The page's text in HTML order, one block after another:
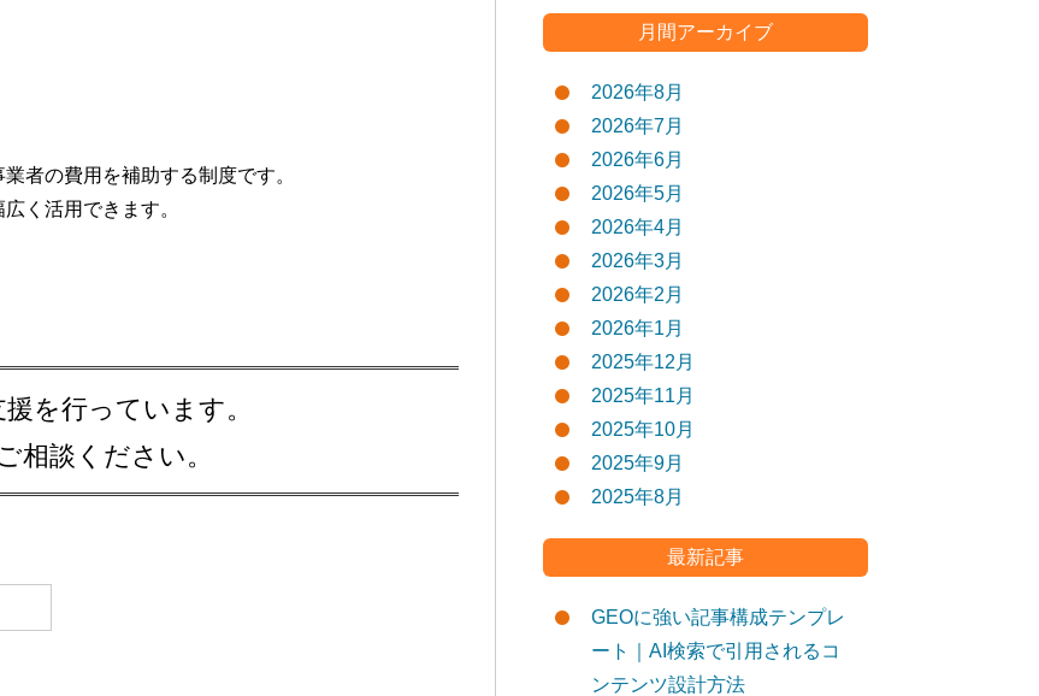
者の費用を補助する制度です。
く活用できます。
を行っています。
相談ください。
月間アーカイブ
2026年8月
2026年7月
2026年6月
2026年5月
2026年4月
2026年3月
2026年2月
2026年1月
2025年12月
2025年11月
2025年10月
2025年9月
2025年8月
最新記事
GEOに強い記事構成テンプレ
ート｜AI検索で引用されるコ
ンテンツ設計方法